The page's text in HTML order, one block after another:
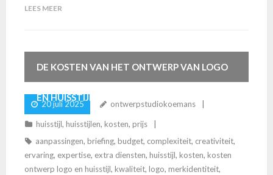
LEES MEER
DE KOSTEN VAN HET ONTWERP VAN LOGO
EN HUISSTIJL: WAT TE VERWACHTEN
20 juli 2025 ontwerpstudiokoemans
huisstijl, huisstijlen, kosten, prijs
aanpassingen, briefing, budget, complexiteit, creativiteit,
ervaring, expertise, extra diensten, huisstijl, kosten, kosten
ontwerp logo en huisstijl, kwaliteit, logo, merkidentiteit,